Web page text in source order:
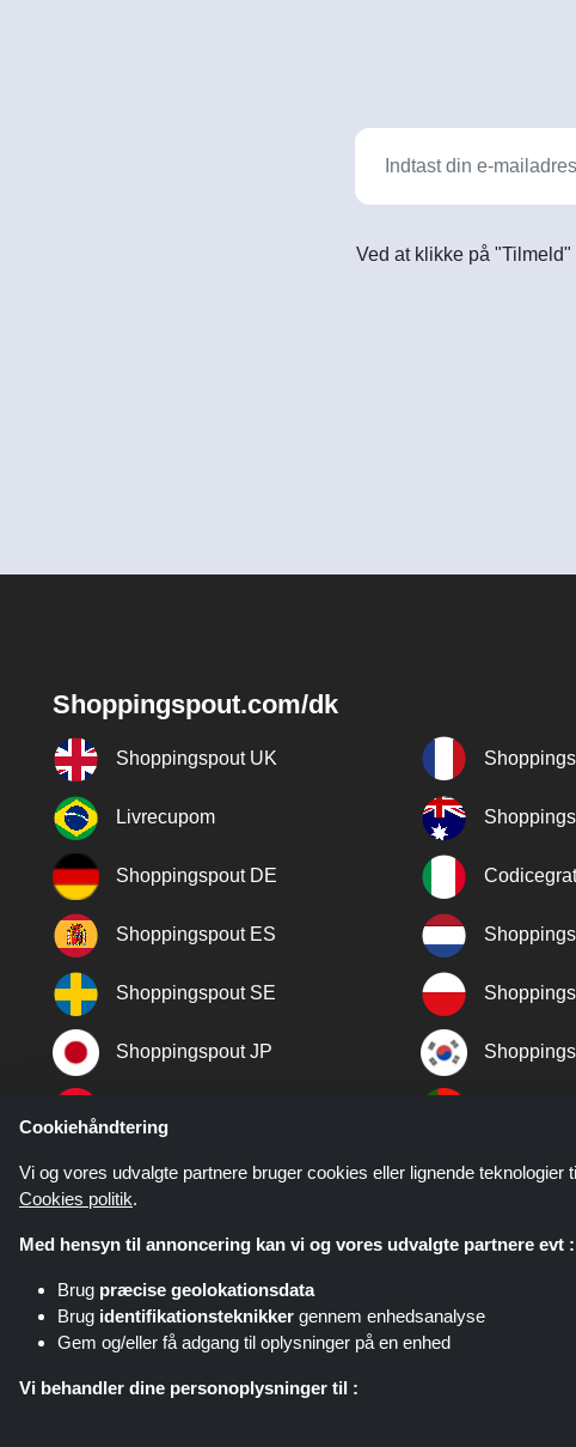
Ved at klikke på
Shoppingspout.com/dk
Shoppingspout UK
Livrecupom
Shoppingspout DE
Shoppingspout ES
Shoppingspout SE
Shoppingspout JP
Shoppingspout NO
Shoppingspout.com/dk eller dets
Cookiehåndtering
Vi og vores udvalgte partnere bruger cookies eller lignende
Cookies politik.
Med hensyn til annoncering kan vi og vores udvalgte partnere evt :
Brug præcise geolokationsdata
Brug identifikationsteknikker gennem enhedsanalyse
Gem og/eller få adgang til oplysninger på en enhed
Vi behandler dine personoplysninger til :